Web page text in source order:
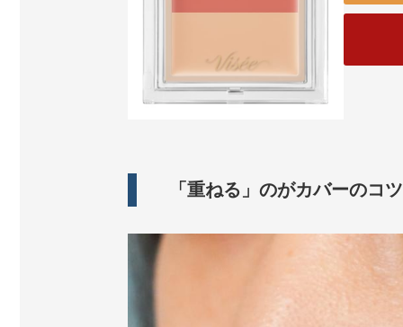
「重ねる」のがカバーのコツ